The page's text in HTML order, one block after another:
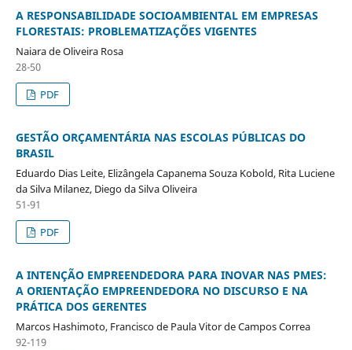
A RESPONSABILIDADE SOCIOAMBIENTAL EM EMPRESAS
FLORESTAIS: PROBLEMATIZAÇÕES VIGENTES
Naiara de Oliveira Rosa
28-50
PDF
GESTÃO ORÇAMENTÁRIA NAS ESCOLAS PÚBLICAS DO
BRASIL
Eduardo Dias Leite, Elizângela Capanema Souza Kobold, Rita Luciene
da Silva Milanez, Diego da Silva Oliveira
51-91
PDF
A INTENÇÃO EMPREENDEDORA PARA INOVAR NAS PMES:
A ORIENTAÇÃO EMPREENDEDORA NO DISCURSO E NA
PRÁTICA DOS GERENTES
Marcos Hashimoto, Francisco de Paula Vitor de Campos Correa
92-119